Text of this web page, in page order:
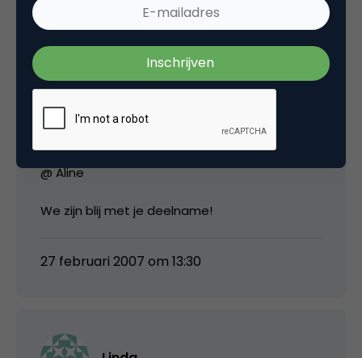
Als je veel schrijft over co-creation acties van
anderen, dan mag je ook een eigen actie
doen, vind ik. En MF bloggers mogen over hun
eigen praktijk-cases schrijven. Welke
bezwaren heb je?
@ Aline
We zijn blij met je deelname!
27 februari 2007 om 13:30